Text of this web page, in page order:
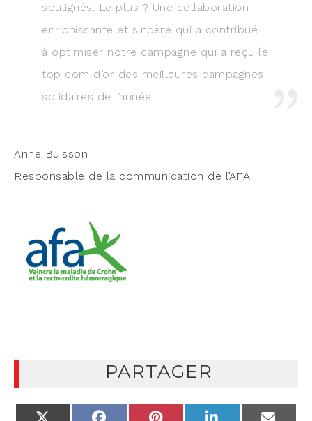
sou­li­gnés. Le plus ? Une col­la­bo­ra­tion
enri­chis­sante et sin­cère qui a contri­bué
à opti­mi­ser notre cam­pagne qui a reçu le
top com d’or des meilleures cam­pagnes
soli­daires de l’année.
Anne Buis­son
Res­pon­sable de la com­mu­ni­ca­tion de l’AFA
PARTAGER
FACEBOOK PINTEREST LINKEDIN